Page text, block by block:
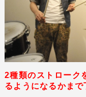
2種類のストローク
るようになるかまで